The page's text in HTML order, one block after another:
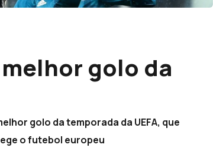
golo da
golo da temporada da UEFA, que
o futebol europeu